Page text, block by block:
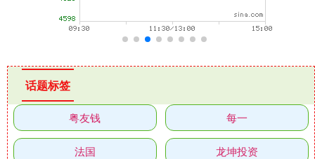
话题标签
粤友钱 每一
法国 龙坤投资